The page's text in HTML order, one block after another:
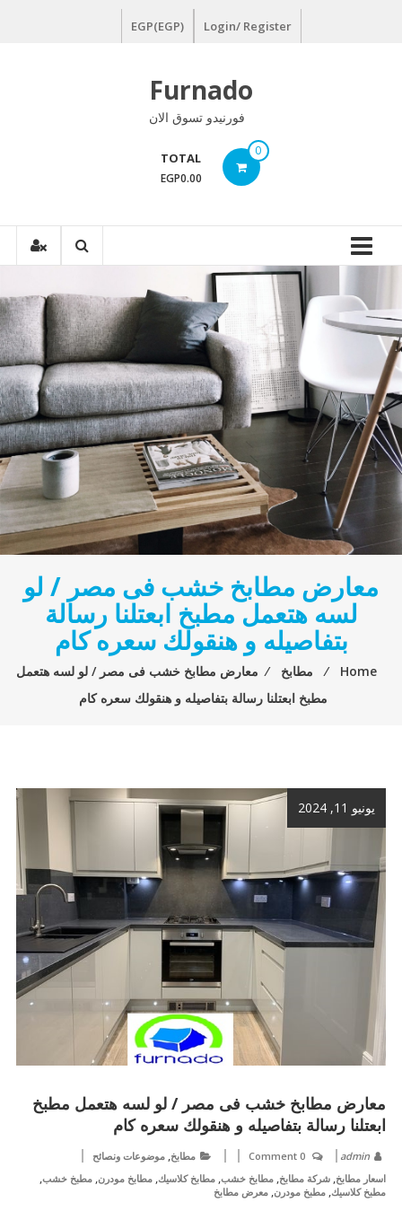
Login/ Register
EGP(EGP)
Furnado
فورنيدو تسوق الان
0
TOTAL
EGP0.00
معارض مطابخ خشب فى مصر / لو
لسه هتعمل مطبخ ابعتلنا رسالة
بتفاصيله و هنقولك سعره كام
Home
⁄ مطابخ ⁄ معارض مطابخ خشب فى مصر / لو لسه هتعمل
مطبخ ابعتلنا رسالة بتفاصيله و هنقولك سعره كام
يونيو 11, 2024
معارض مطابخ خشب فى مصر / لو لسه هتعمل مطبخ
ابعتلنا رسالة بتفاصيله و هنقولك سعره كام
admin
0 Comment مطابخ, موضوعات ونصائح
اسعار مطابخ, شركة مطابخ, مطابخ خشب, مطابخ كلاسيك, مطابخ مودرن, مطبخ خشب,
مطبخ كلاسيك, مطبخ مودرن, معرض مطابخ